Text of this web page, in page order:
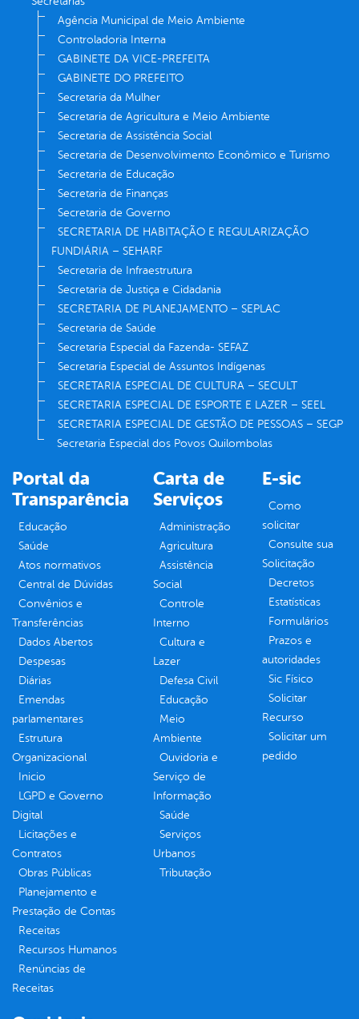
Agência Municipal de Meio Ambiente
Controladoria Interna
GABINETE DA VICE-PREFEITA
GABINETE DO PREFEITO
Secretaria da Mulher
Secretaria de Agricultura e Meio Ambiente
Secretaria de Assistência Social
Secretaria de Desenvolvimento Econômico e Turismo
Secretaria de Educação
Secretaria de Finanças
Secretaria de Governo
SECRETARIA DE HABITAÇÃO E REGULARIZAÇÃO
FUNDIÁRIA – SEHARF
Secretaria de Infraestrutura
Secretaria de Justiça e Cidadania
SECRETARIA DE PLANEJAMENTO – SEPLAC
Secretaria de Saúde
Secretaria Especial da Fazenda- SEFAZ
Secretaria Especial de Assuntos Indígenas
SECRETARIA ESPECIAL DE CULTURA – SECULT
SECRETARIA ESPECIAL DE ESPORTE E LAZER – SEEL
SECRETARIA ESPECIAL DE GESTÃO DE PESSOAS – SEGP
Secretaria Especial dos Povos Quilombolas
Portal da
Transparência
Educação
Saúde
Atos normativos
Central de Dúvidas
Convênios e
Transferências
Dados Abertos
Despesas
Diárias
Emendas
parlamentares
Estrutura
Organizacional
Inicio
LGPD e Governo
Digital
Licitações e
Contratos
Obras Públicas
Planejamento e
Prestação de Contas
Receitas
Recursos Humanos
Renúncias de
Receitas
Carta de
Serviços
Administração
Agricultura
Assistência
Social
Controle
Interno
Cultura e
Lazer
Defesa Civil
Educação
Meio
Ambiente
Ouvidoria e
Serviço de
Informação
Saúde
Serviços
Urbanos
Tributação
E-sic
Como
solicitar
Consulte sua
Solicitação
Decretos
Estatísticas
Formulários
Prazos e
autoridades
Sic Físico
Solicitar
Recurso
Solicitar um
pedido